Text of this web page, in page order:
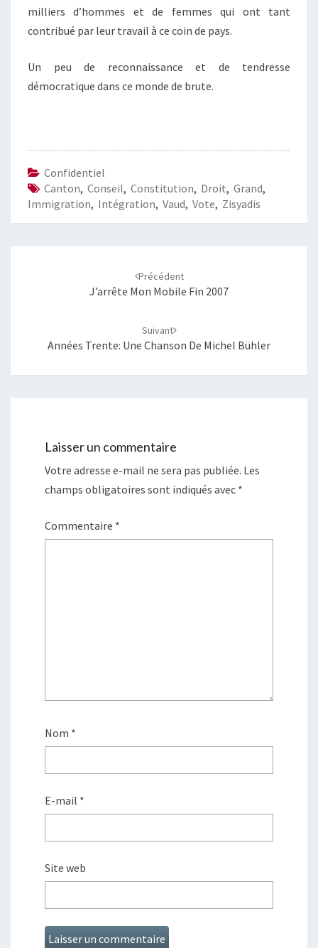
milliers d’hommes et de femmes qui ont tant
contribué par leur travail à ce coin de pays.
Un peu de reconnaissance et de tendresse
démocratique dans ce monde de brute.
Confidentiel
Canton, Conseil, Constitution, Droit, Grand,
Immigration, Intégration, Vaud, Vote, Zisyadis
Précédent
J’arrête Mon Mobile Fin 2007
Suivant
Années Trente: Une Chanson De Michel Bühler
Laisser un commentaire
Votre adresse e-mail ne sera pas publiée. Les
champs obligatoires sont indiqués avec *
Commentaire *
Nom *
E-mail *
Site web